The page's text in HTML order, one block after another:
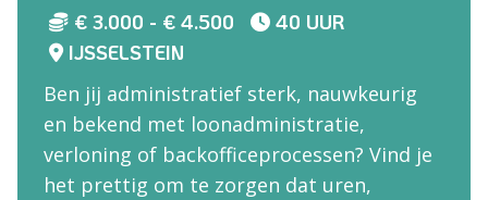
€ 3.000 - € 4.500
40 UUR
IJSSELSTEIN
Ben jij administratief sterk, nauwkeurig
en bekend met loonadministratie,
verloning of backofficeprocessen? Vind je
het prettig om te zorgen dat uren,